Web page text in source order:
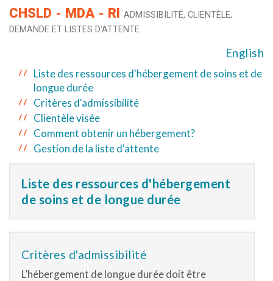
CHSLD - MDA - RI ADMISSIBILITÉ, CLIENTÈLE,
DEMANDE ET LISTES D'ATTENTE
English
Liste des ressources d'hébergement de soins et de
longue durée
Critères d'admissibilité
Clientèle visée
Comment obtenir un hébergement?
Gestion de la liste d'attente
Liste des ressources d'hébergement
de soins et de longue durée
Critères d'admissibilité
L’hébergement de longue durée doit être